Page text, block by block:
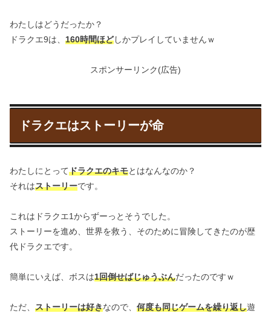
わたしはどうだったか？
ドラクエ9は、 160時間ほどしかプレイしていませんｗ
スポンサーリンク(広告)
ドラクエはストーリーが命
わたしにとってドラクエのキモとはなんなのか？
それはストーリーです。
これはドラクエ1からずーっとそうでした。
ストーリーを進め、世界を救う、そのために冒険してきたのが歴
代ドラクエです。
簡単にいえば、ボスは1回倒せばじゅうぶんだったのですｗ
ただ、 ストーリーは好きなので、 何度も同じゲームを繰り返し遊